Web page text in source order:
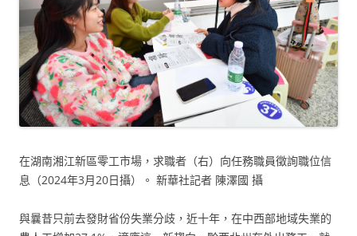
在湖南湘江新區零工市場，求職者（右）向任務職員徵詢職位信
息（2024年3月20日攝）。 新華社記者 陳澤國 攝
與曩昔只前去發財省份失業分歧，近十年，在中西部地域失業的